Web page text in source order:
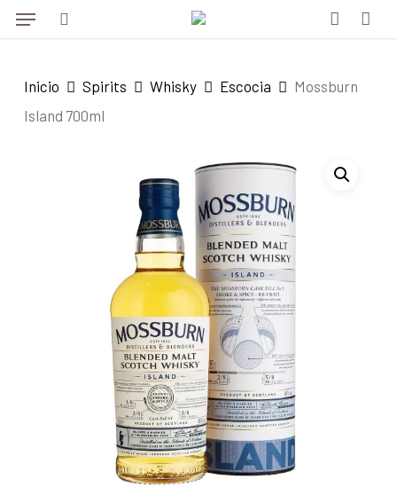
Skip
content
Menu
Inicio Spirits Whisky Escocia
Mossburn
Island 700ml